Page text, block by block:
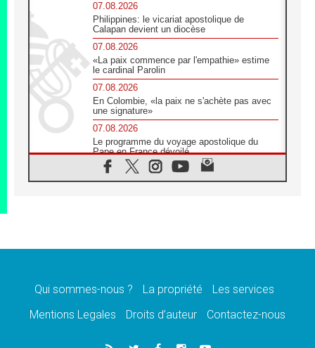
07.08.2026
Philippines: le vicariat apostolique de
Calapan devient un diocèse
07.08.2026
«La paix commence par l'empathie» estime
le cardinal Parolin
07.08.2026
En Colombie, «la paix ne s'achète pas avec
une signature»
07.08.2026
Le programme du voyage apostolique du
Pape en France dévoilé
07.08.2026
1ère Conférence continentale sur l'éducation
07.08.2026
07.08.2026
lancement des «dix jours de prière pour la
06.08.2026
Qui sommes-nous ? La propriété
Les services
Mentions Legales
Droits d’auteur Contactez-nous